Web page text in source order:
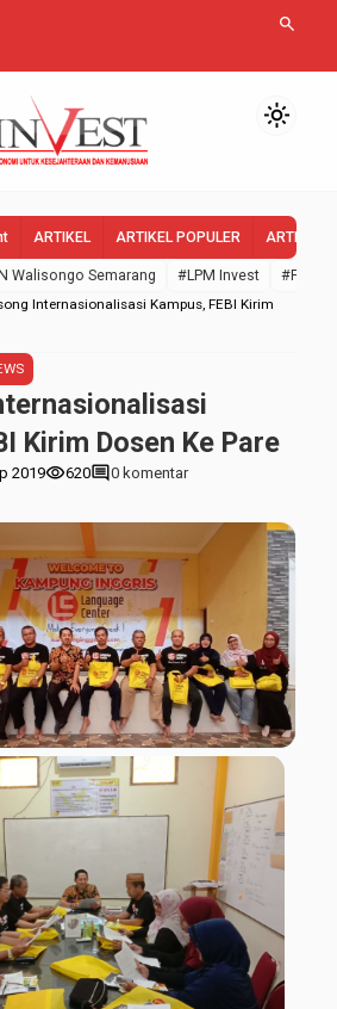
search
light_mode
ARTIKEL ARTIKEL POPULER ARTIKEL
Walisongo Semarang #LPM Invest
#FEBI
Internasionalisasi Kampus, FEBI Kirim
Kirim Dosen Ke Pare
2019visibility620comment0 komentar